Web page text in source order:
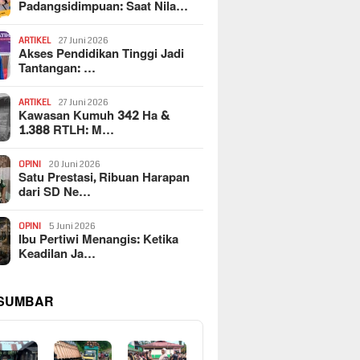
Padangsidimpuan: Saat Nila…
ARTIKEL 27 Juni 2026
Akses Pendidikan Tinggi Jadi
Tantangan: …
ARTIKEL 27 Juni 2026
Kawasan Kumuh 342 Ha &
1.388 RTLH: M…
OPINI 20 Juni 2026
Satu Prestasi, Ribuan Harapan
dari SD Ne…
OPINI 5 Juni 2026
Ibu Pertiwi Menangis: Ketika
Keadilan Ja…